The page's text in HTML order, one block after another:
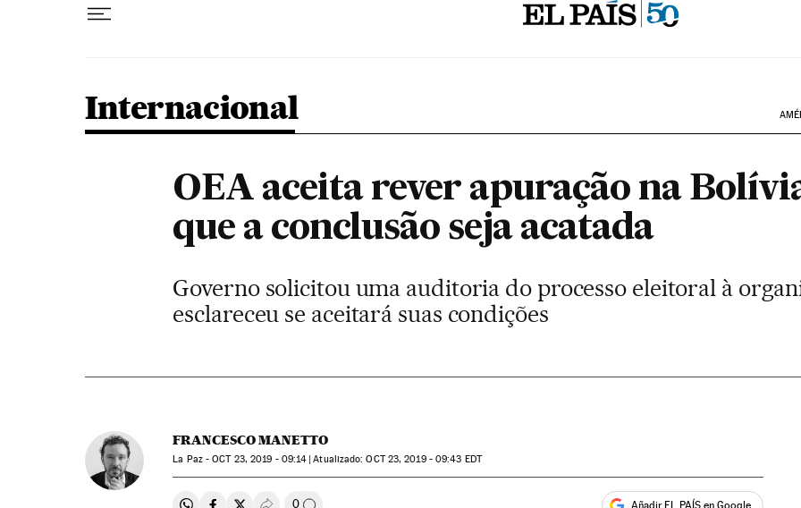
Internacional
OEA aceita rever apuração na
que a conclusão seja acatada
Governo solicitou uma auditoria do processo eleitoral à
esclareceu se aceitará suas condições
FRANCESCO MANETTO
La Paz -OCT23, 2019 - 09:14 atualizado: OCT23, 2019 - 09:43 EDT
0 Añadir EL PAÍS en Google